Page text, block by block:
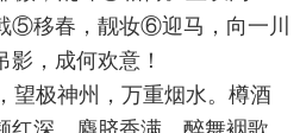
⑤移春，靓妆⑥迎马，向一川
，成何欢意！
极神州，万重烟水。樽酒